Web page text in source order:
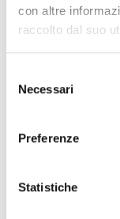
con altre
raccolto dal suo
delNecessari
Preferenze
Statistiche
Prosegue intanto
trasporto